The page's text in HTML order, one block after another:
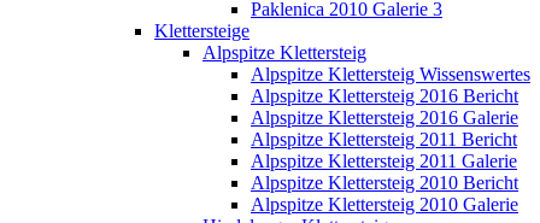
Paklenica 2010 Galerie 3
Klettersteige
Alpspitze Klettersteig
Alpspitze Klettersteig Wissenswertes
Alpspitze Klettersteig 2016 Bericht
Alpspitze Klettersteig 2016 Galerie
Alpspitze Klettersteig 2011 Bericht
Alpspitze Klettersteig 2011 Galerie
Alpspitze Klettersteig 2010 Bericht
Alpspitze Klettersteig 2010 Galerie